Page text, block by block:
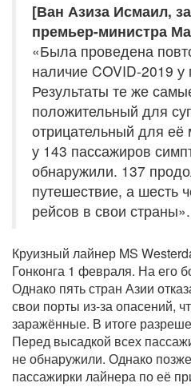
[Ван Азиза Исмаил,
премьер-министра
«Была проведена
наличие COVID-2019
Результаты те же
положительный для
отрицательный для
у 143 пассажиров
обнаружили. 137
путешествие, а шесть
рейсов в свои страны».
Круизный лайнер MS
Гонконга 1 февраля. На его
Однако пять стран Азии
свои порты из-за опасений,
заражённые. В итоге
Перед высадкой всех
не обнаружили. Однако
пассажирки лайнера по её